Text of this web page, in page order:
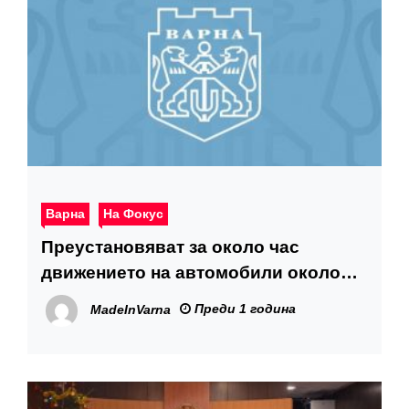
Варна На Фокус
Преустановяват за около час
движението на автомобили около
Катедралния храм заради
честването на 3 март
MadeInVarna Преди 1 година